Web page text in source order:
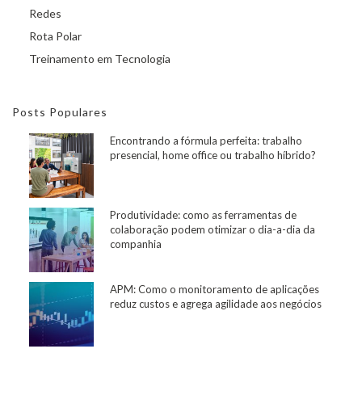
Redes
Rota Polar
Treinamento em Tecnologia
Posts Populares
Encontrando a fórmula perfeita: trabalho
presencial, home office ou trabalho híbrido?
Produtividade: como as ferramentas de
colaboração podem otimizar o dia-a-dia da
companhia
APM: Como o monitoramento de aplicações
reduz custos e agrega agilidade aos negócios